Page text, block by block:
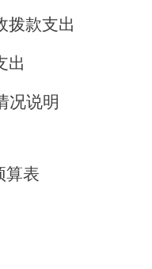
拨款支出
出
况说明
算表